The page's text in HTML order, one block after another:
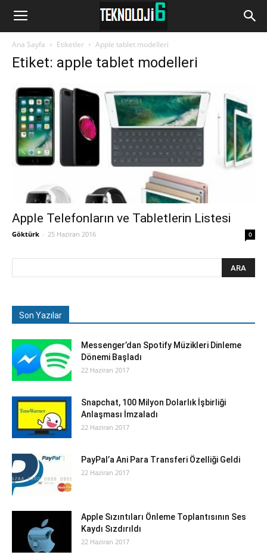
www.Teknoloji6.com
Ana Sayfa Etiketler Apple tablet modelleri
Etiket: apple tablet modelleri
Apple Telefonların ve Tabletlerin Listesi
Göktürk - 25 Haziran 2016 0
Son Yazılar
Messenger’dan Spotify Müzikleri Dinleme
Dönemi Başladı
22 Haziran 2017
Snapchat, 100 Milyon Dolarlık İşbirliği
Anlaşması İmzaladı
22 Haziran 2017
PayPal’a Ani Para Transferi Özelliği Geldi
22 Haziran 2017
Apple Sızıntıları Önleme Toplantısının Ses
Kaydı Sızdırıldı
22 Haziran 2017